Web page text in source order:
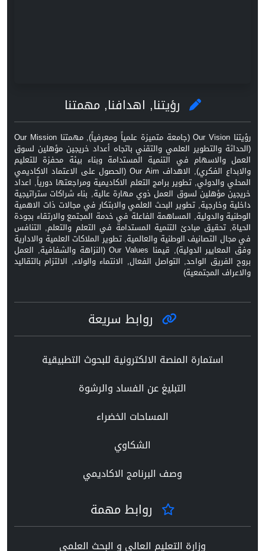
رؤيتنا, اهدافنا, مهمتنا
رؤيتنا Our Vision (جامعة متميزة علمياً ومعرفياً), مهمتنا Our Mission
(الحداثة والتطوير العلمي والتقني باتجاه أعداد خريجين مؤهلين لسوق
العمل والاسهام في التنمية المستدامة وبناء بيئة محفزة للتعليم
والابداع الفكري), الاهداف Our Aim (الحصول على الاعتماد الاكاديمي
المحلي والدولي, تطوير برامج التعلم الاكاديمية ومراجعتها دورياً, اعداد
خريجين مؤهلين لسوق العمل ذوي مهارة عالية, بناء شراكات ستراتيجية
داخلية وخارجية, تطوير البحث العلمي والابتكار في مجالات ذات الاهمية
الوطنية والدولية, المساهمة الفاعلة في خدمة المجتمع والارتقاء بجودة
الحياة, تحقيق مبادئ التنمية المستدامة في التعلم والتعلم, التنافس
في مجال التصانيف الوطنية والعالمية, تطوير الملاكات العلمية والادارية
وفق المعايير الدولية), قيمنا Our Values (النزاهة والشفافية, العمل
بروح الفريق الواحد, التواصل الفعال, الانتماء والولاء, الالتزام بالتقاليد
والاعراف المجتمعية)
روابط سريعة
استمارة المنصة الالكترونية للبحوث التطبيقية
التبليغ عن الفساد والرشوة
المساحات الخضراء
الشكاوي
وصف البرنامج الاكاديمي
روابط مهمة
وزارة التعليم العالي و البحث العلمي